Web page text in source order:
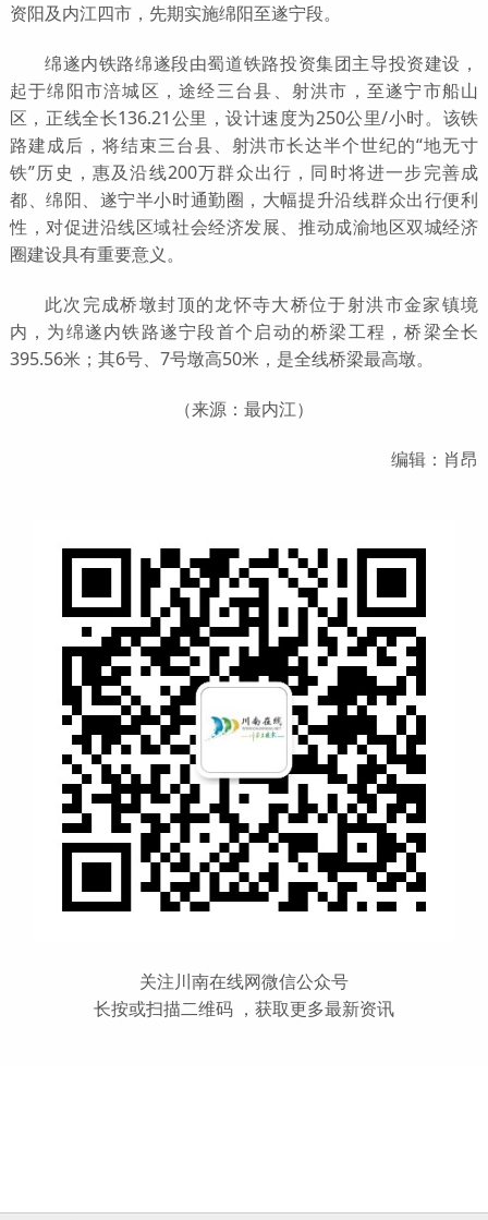
资阳及内江四市，先期实施绵阳至遂宁段。
绵遂内铁路绵遂段由蜀道铁路投资集团主导投资建设，
起于绵阳市涪城区，途经三台县、射洪市，至遂宁市船山
区，正线全长136.21公里，设计速度为250公里/小时。该铁
路建成后，将结束三台县、射洪市长达半个世纪的“地无寸
铁”历史，惠及沿线200万群众出行，同时将进一步完善成
都、绵阳、遂宁半小时通勤圈，大幅提升沿线群众出行便利
性，对促进沿线区域社会经济发展、推动成渝地区双城经济
圈建设具有重要意义。
此次完成桥墩封顶的龙怀寺大桥位于射洪市金家镇境
内，为绵遂内铁路遂宁段首个启动的桥梁工程，桥梁全长
395.56米；其6号、7号墩高50米，是全线桥梁最高墩。
（来源：最内江）
编辑：肖昂
关注川南在线网微信公众号
长按或扫描二维码 ，获取更多最新资讯